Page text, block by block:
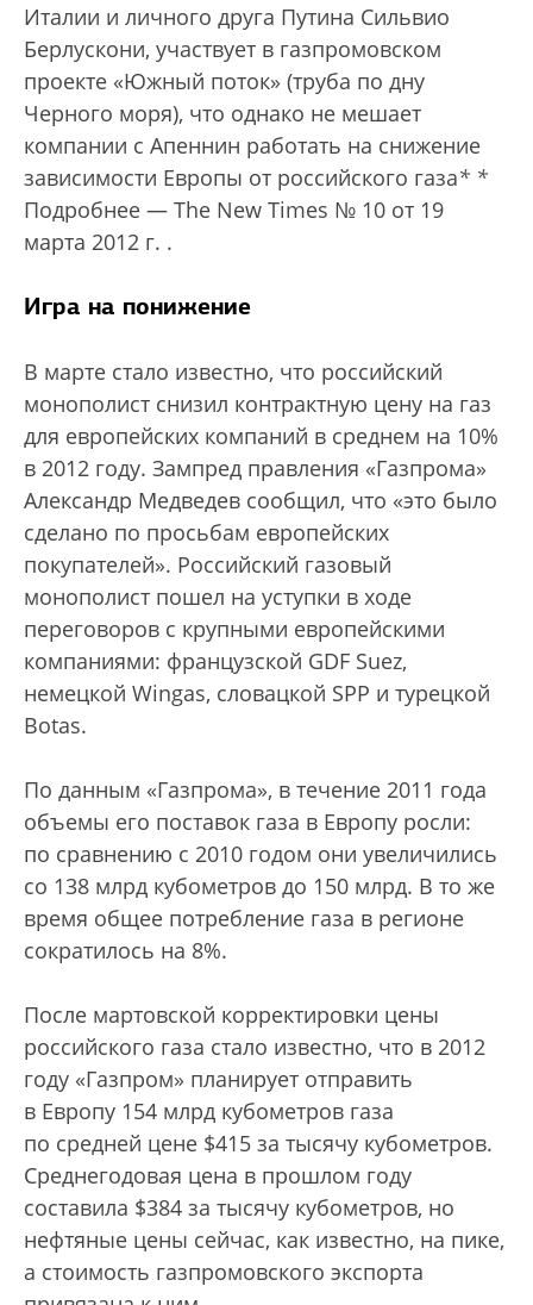
Италии и личного друга Путина Сильвио
Берлускони, участвует в газпромовском
проекте «Южный поток» (труба по дну
Черного моря), что однако не мешает
компании с Апеннин работать на снижение
зависимости Европы от российского газа* *
Подробнее — The New Times № 10 от 19
марта 2012 г. .
Игра на понижение
В марте стало известно, что российский
монополист снизил контрактную цену на газ
для европейских компаний в среднем на 10%
в 2012 году. Зампред правления «Газпрома»
Александр Медведев сообщил, что «это было
сделано по просьбам европейских
покупателей». Российский газовый
монополист пошел на уступки в ходе
переговоров с крупными европейскими
компаниями: французской GDF Suez,
немецкой Wingas, словацкой SPP и турецкой
Botas.
По данным «Газпрома», в течение 2011 года
объемы его поставок газа в Европу росли:
по сравнению с 2010 годом они увеличились
со 138 млрд кубометров до 150 млрд. В то же
время общее потребление газа в регионе
сократилось на 8%.
После мартовской корректировки цены
российского газа стало известно, что в 2012
году «Газпром» планирует отправить
в Европу 154 млрд кубометров газа
по средней цене $415 за тысячу кубометров.
Среднегодовая цена в прошлом году
составила $384 за тысячу кубометров, но
нефтяные цены сейчас, как известно, на пике,
а стоимость газпромовского экспорта